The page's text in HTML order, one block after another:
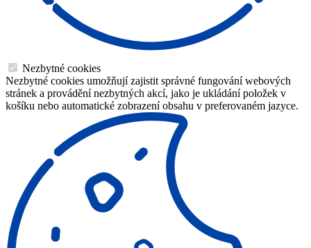
Nezbytné cookies
Nezbytné cookies umožňují zajistit správné fungování webových
stránek a provádění nezbytných akcí, jako je ukládání položek v
košíku nebo automatické zobrazení obsahu v preferovaném jazyce.